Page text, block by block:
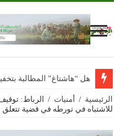
هل “هاشتاغ” المطالبة
الرئيسية / أمنيات /
الرباط:
للاشتباه في تورطه في قضية تتعلق